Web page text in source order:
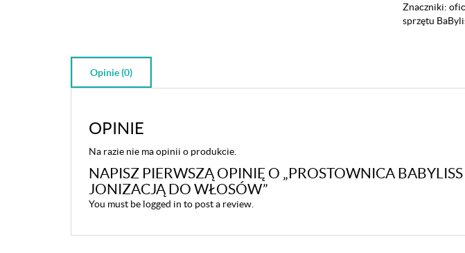
Znaczniki:
sprzętu
Opinie (0)
OPINIE
Na razie nie ma opinii o produkcie.
NAPISZ PIERWSZĄ OPINIĘ O „PROSTOWNICA
JONIZACJĄ DO WŁOSÓW”
You must be logged in to post a review.